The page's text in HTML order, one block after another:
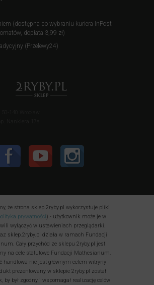
(dostępna po wybraniu kuriera InPost
dopłata 3,99 zł)
(Przelewy24)
że strona sklep.2ryby.pl wykorzystuje pliki
prywatności) - użytkownik może je w
wyłączyć w ustawieniach przeglądarki.
sklep.2ryby.pl działa w ramach Fundacji
Cały przychód ze sklepu 2ryby.pl jest
na cele statutowe Fundacji Mathesianum.
handlowa nie jest głównym celem witryny -
prezentowany w sklepie 2ryby.pl został
by był zgodny i wspomagał realizację celów